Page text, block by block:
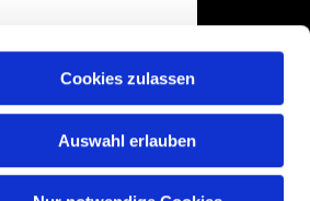
Cookies zulassen
Auswahl erlauben